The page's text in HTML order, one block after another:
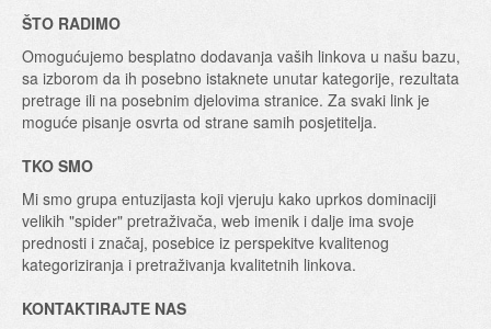
ŠTO RADIMO
Omogućujemo besplatno dodavanja vaših linkova u našu bazu,
sa izborom da ih posebno istaknete unutar kategorije, rezultata
pretrage ili na posebnim djelovima stranice. Za svaki link je
moguće pisanje osvrta od strane samih posjetitelja.
TKO SMO
Mi smo grupa entuzijasta koji vjeruju kako uprkos dominaciji
velikih "spider" pretraživača, web imenik i dalje ima svoje
prednosti i značaj, posebice iz perspekitve kvalitenog
kategoriziranja i pretraživanja kvalitetnih linkova.
KONTAKTIRAJTE NAS